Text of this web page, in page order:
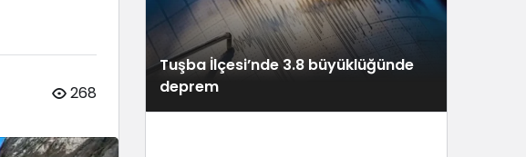
Gündüz Modu
Gündüz modunu seçin.
268
Tuşba İlçesi’nde 3.8 büyüklüğünde
deprem